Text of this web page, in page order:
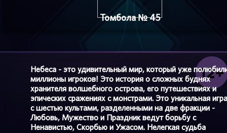
Томбола № 45
Небеса - это удивительный мир, который уже
миллионы игроков! Это история о сложных буднях
хранителя волшебного острова, его путешествиях и
эпических сражениях с монстрами. Это уникальная игра
с шестью культами, разделенными на две фракции -
Любовь, Мужество и Праздник ведут борьбу с
Ненавистью, Скорбью и Ужасом. Нелегкая судьба